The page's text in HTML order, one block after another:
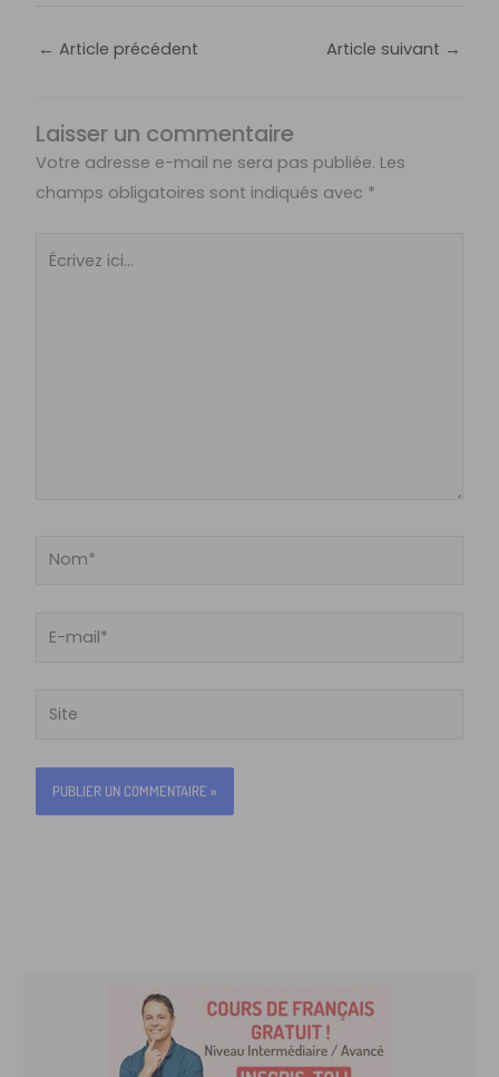
← Article précédent Article suivant →
Laisser un commentaire
Votre adresse e-mail ne sera pas publiée. Les
champs obligatoires sont indiqués avec *
Nom*
Site